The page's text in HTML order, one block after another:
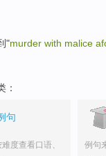
"murder with malice
：
句
度查看口语、
例句